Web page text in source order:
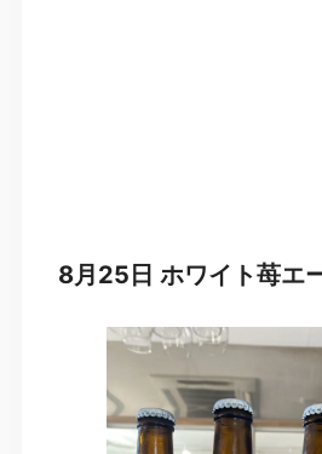
8月25日 ホワイト苺エ